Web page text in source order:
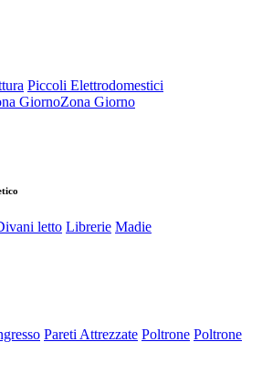
Piccoli Elettrodomestici
Zona Giorno
letto Librerie Madie
Pareti Attrezzate Poltrone Poltrone